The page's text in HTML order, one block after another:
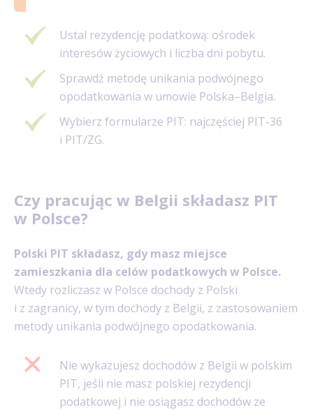
Ustal rezydencję podatkową: ośrodek
interesów życiowych i liczba dni pobytu.
Sprawdź metodę unikania podwójnego
opodatkowania w umowie Polska–Belgia.
Wybierz formularze PIT: najczęściej PIT-36
i PIT/ZG.
Czy pracując w Belgii składasz PIT
w Polsce?
Polski PIT składasz, gdy masz miejsce
zamieszkania dla celów podatkowych w Polsce.
Wtedy rozliczasz w Polsce dochody z Polski
i z zagranicy, w tym dochody z Belgii, z zastosowaniem
metody unikania podwójnego opodatkowania.
Nie wykazujesz dochodów z Belgii w polskim
PIT, jeśli nie masz polskiej rezydencji
podatkowej i nie osiągasz dochodów ze